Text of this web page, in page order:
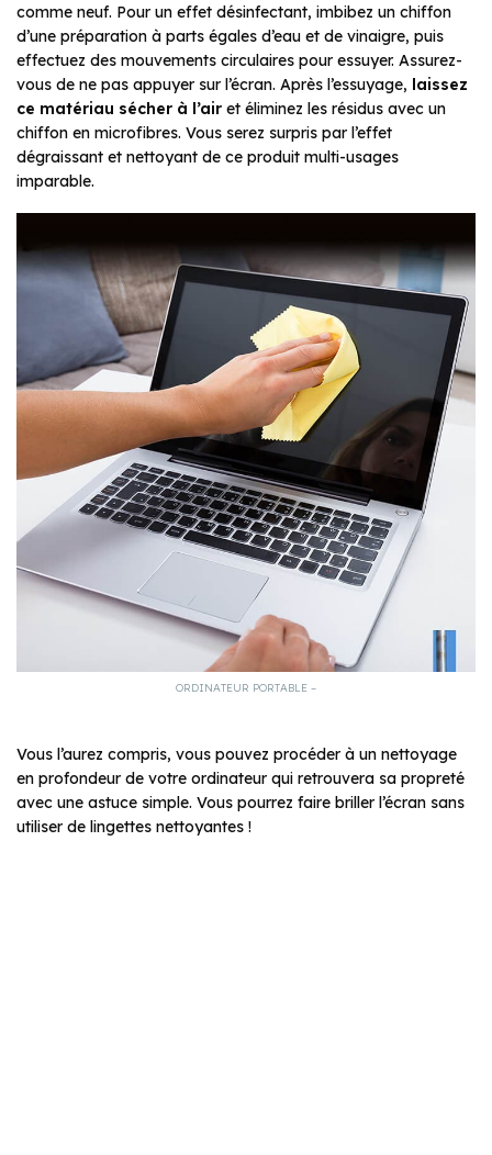
comme neuf. Pour un effet désinfectant, imbibez un chiffon
d’une préparation à parts égales d’eau et de vinaigre, puis
effectuez des mouvements circulaires pour essuyer. Assurez-
vous de ne pas appuyer sur l’écran. Après l’essuyage, laissez
ce matériau sécher à l’air et éliminez les résidus avec un
chiffon en microfibres. Vous serez surpris par l’effet
dégraissant et nettoyant de ce produit multi-usages
imparable.
ORDINATEUR PORTABLE –
Vous l’aurez compris, vous pouvez procéder à un nettoyage
en profondeur de votre ordinateur qui retrouvera sa propreté
avec une astuce simple. Vous pourrez faire briller l’écran sans
utiliser de lingettes nettoyantes !